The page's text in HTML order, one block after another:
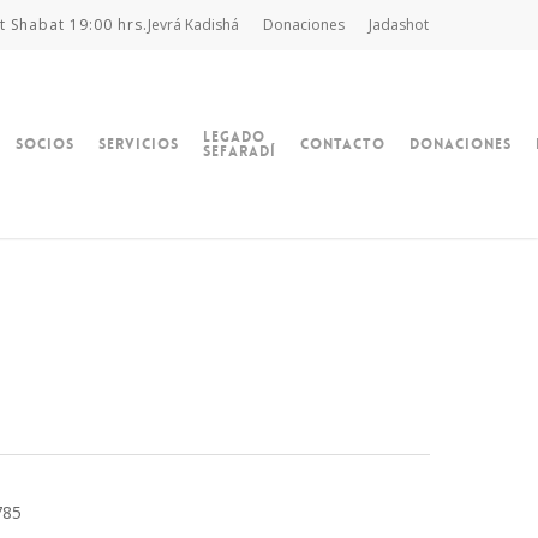
Shabat 19:00 hrs.Jevrá Kadishá Donaciones Jadashot
Socios Servicios Legado
Sefaradí Contacto Donaciones